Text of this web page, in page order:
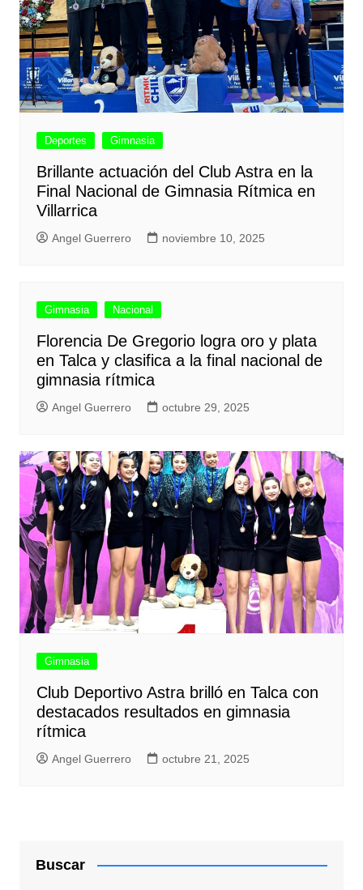
Deportes Gimnasia
Brillante actuación del Club Astra en la
Final Nacional de Gimnasia Rítmica en
Villarrica
Angel Guerrero noviembre 10, 2025
Gimnasia Nacional
Florencia De Gregorio logra oro y plata
en Talca y clasifica a la final nacional de
gimnasia rítmica
Angel Guerrero octubre 29, 2025
Gimnasia
Club Deportivo Astra brilló en Talca con
destacados resultados en gimnasia
rítmica
Angel Guerrero octubre 21, 2025
Buscar